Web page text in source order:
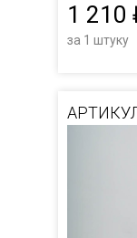
1 210
за 1 штуку